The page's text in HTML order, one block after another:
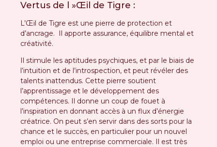
Vertus de l »Œil de Tigre :
L’Œil de Tigre est une pierre de protection et
d’ancrage. Il apporte assurance, équilibre mental et
créativité.
Il stimule les aptitudes psychiques, et par le biais de
l’intuition et de l’introspection, et peut révéler des
talents inattendus. Cette pierre soutient
l’apprentissage et le développement des
compétences. Il donne un coup de fouet à
l’inspiration en donnant accès à un flux d’énergie
créatrice. On peut s’en servir dans des sorts pour la
chance et le succès, en particulier pour un nouvel
emploi ou une entreprise commerciale. Il est très